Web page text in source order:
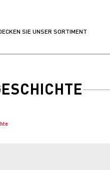
SIE UNSER SORTIMENT